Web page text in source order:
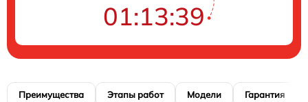
01:13:38
Преимущества Этапы работ Модели Гарантия